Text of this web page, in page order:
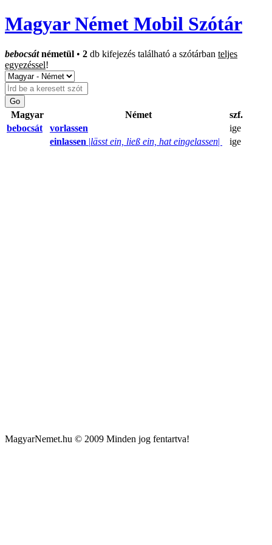
Magyar Német Mobil Szótár
bebocsátnémetül • 2 db kifejezés található a szótárban teljes
egyezéssel!
Magyar Német
szf.
bebocsát
vorlassen
ige
einlassen |lässt ein, ließ ein, hat eingelassen| ige
MagyarNemet.hu © 2009 Minden jog fentartva!